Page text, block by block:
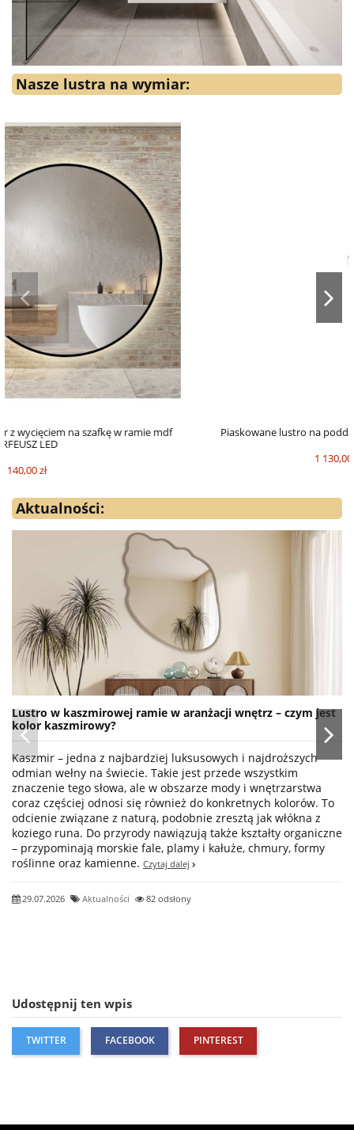
Nasze lustra na wymiar:
Piaskowane lustro na poddasze - NA WYMIAR - LEGA LED
Aktualności:
Lustro w kaszmirowej ramie w aranżacji wnętrz – czym jest
kolor kaszmirowy?
Kaszmir – jedna z najbardziej luksusowych i najdroższych
odmian wełny na świecie. Takie jest przede wszystkim
znaczenie tego słowa, ale w obszarze mody i wnętrzarstwa
coraz częściej odnosi się również do konkretnych kolorów. To
odcienie związane z naturą, podobnie zresztą jak włókna z
koziego runa. Do przyrody nawiązują także kształty organiczne
– przypominają morskie fale, plamy i kałuże, chmury, formy
roślinne oraz kamienne. Czytaj dalej
29.07.2026 Aktualności 82 odsłony
Udostępnij ten wpis
TWITTER FACEBOOK PINTEREST